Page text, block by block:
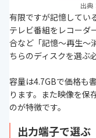
出典
有限ですが記憶してい
テレビ番組をレコーダ
合など「記憶～再生～
ちらのディスクを選ぶ
容量は4.7GBで価格も
ります。また映像を保
のが特徴です。
出力端子で選ぶ